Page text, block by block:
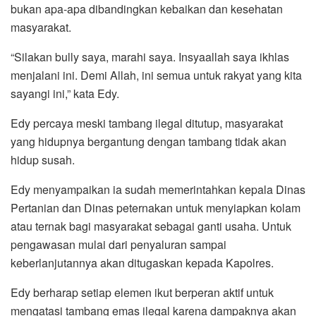
bukan apa-apa dibandingkan kebaikan dan kesehatan
masyarakat.
“Silakan bully saya, marahi saya. Insyaallah saya ikhlas
menjalani ini. Demi Allah, ini semua untuk rakyat yang kita
sayangi ini,” kata Edy.
Edy percaya meski tambang ilegal ditutup, masyarakat
yang hidupnya bergantung dengan tambang tidak akan
hidup susah.
Edy menyampaikan ia sudah memerintahkan kepala Dinas
Pertanian dan Dinas peternakan untuk menyiapkan kolam
atau ternak bagi masyarakat sebagai ganti usaha. Untuk
pengawasan mulai dari penyaluran sampai
keberlanjutannya akan ditugaskan kepada Kapolres.
Edy berharap setiap elemen ikut berperan aktif untuk
mengatasi tambang emas ilegal karena dampaknya akan